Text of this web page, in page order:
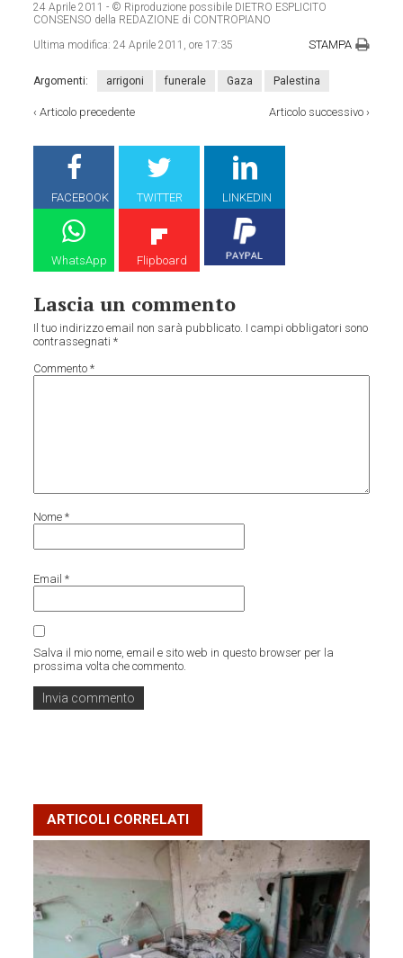
24 Aprile 2011 - © Riproduzione possibile DIETRO ESPLICITO
CONSENSO della REDAZIONE di CONTROPIANO
Ultima modifica:24 Aprile 2011, ore 17:35 STAMPA
Argomenti: arrigoni funerale Gaza Palestina
‹Articolo precedente Articolo successivo›
FACEBOOK TWITTER LINKEDIN
WhatsApp Flipboard
Lascia un commento
Il tuo indirizzo email non sarà pubblicato. I campi obbligatori sono
contrassegnati*
Commento*
Nome*
Email*
Salva il mio nome, email e sito web in questo browser per la
prossima volta che commento.
ARTICOLI CORRELATI